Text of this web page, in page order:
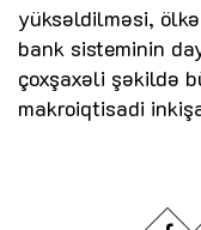
yüksəldilməsi,
bank sisteminin
çoxşaxəli şəkildə
makroiqtisadi